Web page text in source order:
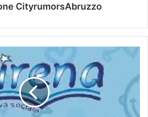
CityrumorsAbruzzo